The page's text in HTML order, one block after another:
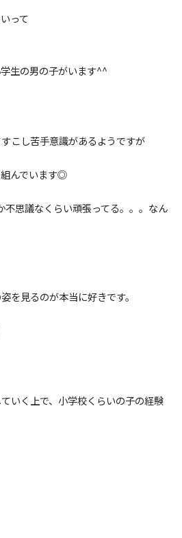
って
生の男の子がいます^^
こし苦手意識があるようですが
んでいます◎
思議なくらい頑張ってる。。。なん
を見るのが本当に好きです。
いく上で、小学校くらいの子の経験